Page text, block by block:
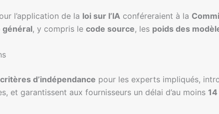
l’application de la loi sur l’IA conféreraient à la
général, y compris le code source, les poids des
critères d’indépendance pour les experts impliqués,
et garantissent aux fournisseurs un délai d’au moins